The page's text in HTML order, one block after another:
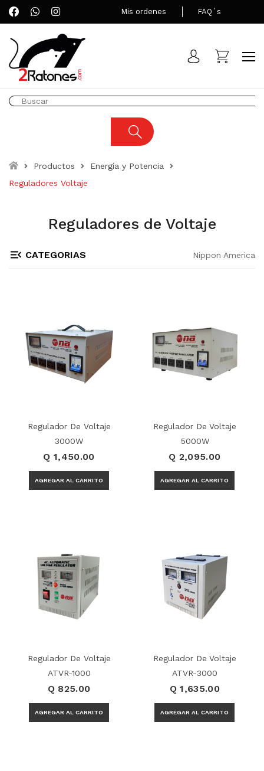
Mis ordenes FAQ´s
Productos
Energía y Potencia
Reguladores Voltaje
Reguladores de Voltaje
CATEGORIAS Nippon America
Regulador De Voltaje
3000W
Q 1,450.00
Regulador De Voltaje
5000W
Q 2,095.00
Regulador De Voltaje
ATVR-1000
Q 825.00
Regulador De Voltaje
ATVR-3000
Q 1,635.00